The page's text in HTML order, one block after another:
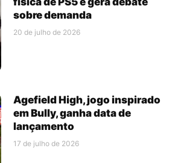
sobre demanda
20 de julho de 2026
Agefield High, jogo inspirado
em Bully, ganha data de
lançamento
17 de julho de 2026